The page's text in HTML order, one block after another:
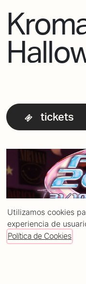
tickets
Utilizamos cookies
experiencia de
Política de Cookies